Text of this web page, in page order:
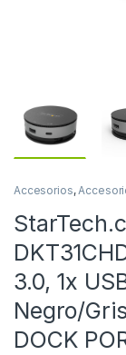
Accesorios,
3.0, 1x
Negro/
DOCK